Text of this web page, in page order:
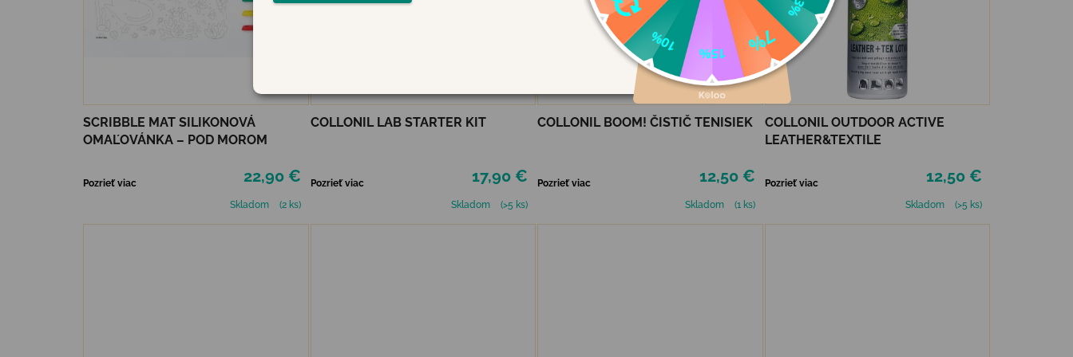
SCRIBBLE MAT SILIKONOVÁ
OMAĽOVÁNKA – POD MOROM
22,90 €
Pozrieť viac
Skladom
(2 ks)
COLLONIL LAB STARTER KIT
17,90 €
Pozrieť viac
Skladom
(>5 ks)
COLLONIL BOOM! ČISTIČ TENISIEK
12,50 €
Pozrieť viac
Skladom
(1 ks)
COLLONIL OUTDOOR ACTIVE
LEATHER&TEXTILE
12,50 €
Pozrieť viac
Skladom
(>5 ks)